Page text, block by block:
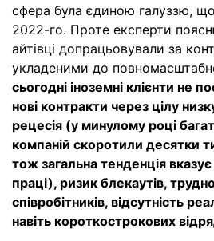
сфера була єдиною галуззю,
2022-го. Проте експерти
айтівці допрацьовували за
укладеними до
сьогодні іноземні клієнти не
нові контракти через цілу
рецесія (у минулому році
компаній скоротили десятки
тож загальна тенденція
праці), ризик блекаутів,
співробітників, відсутність
навіть короткострокових